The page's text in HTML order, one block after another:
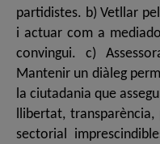
partidistes. b) Vetllar
i actuar com a
convingui. c)
Mantenir un diàleg
la ciutadania que
llibertat,
sectorial